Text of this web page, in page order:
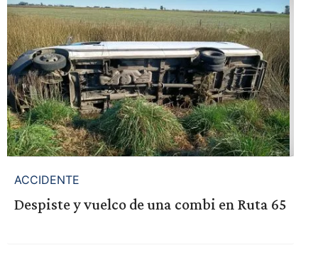
ACCIDENTE
Despiste y vuelco de una combi en Ruta 65